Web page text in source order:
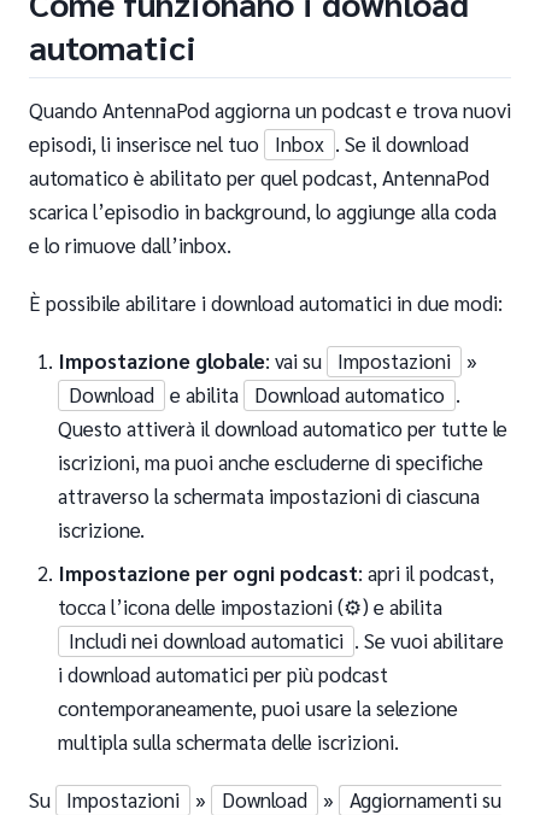
automatici
Quando AntennaPod aggiorna un podcast e trova nuovi
episodi, li inserisce nel tuo
Inbox . Se il download
automatico è abilitato per quel podcast, AntennaPod
scarica l’episodio in background, lo aggiunge alla coda
e lo rimuove dall’inbox.
È possibile abilitare i download automatici in due modi:
Impostazione globale: vai su Impostazioni
»
Download e abilita Download automatico .
Questo attiverà il download automatico per tutte le
iscrizioni, ma puoi anche escluderne di specifiche
attraverso la schermata impostazioni di ciascuna
iscrizione.
Impostazione per ogni podcast: apri il podcast,
tocca l’icona delle impostazioni (⚙️) e abilita
Includi nei download automatici . Se vuoi abilitare
i download automatici per più podcast
contemporaneamente, puoi usare la selezione
multipla sulla schermata delle iscrizioni.
Su Impostazioni » Download »
Aggiornamenti su